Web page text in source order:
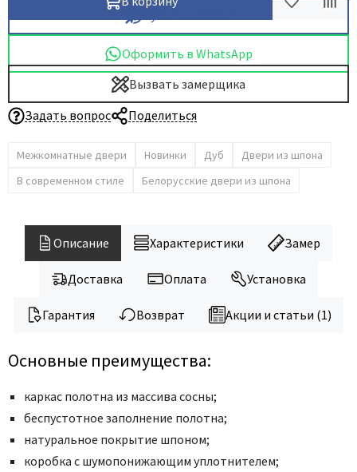
Fratelli Cattini
Fuaro
Griffwerk
HSU
Kapelli
Komfort Doors
Legend
Lockstyle
Milyana
Morelli
Ofram
Optima Porte
Оформить в WhatsApp
Вызвать замерщика
Задать вопрос
Поделиться
Межкомнатные двери Новинки Дуб
Двери из шпона
В современном стиле
Белорусские двери из шпона
Описание Характеристики Замер
Доставка Оплата Установка
Гарантия Возврат Акции и статьи (1)
Основные преимущества:
каркас полотна из массива сосны;
беспустотное заполнение полотна;
натуральное покрытие шпоном;
коробка с шумопонижающим уплотнителем;